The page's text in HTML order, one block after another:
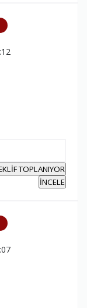
TOPLANIYOR
İNCELE